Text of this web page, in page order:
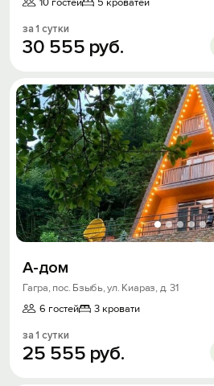
за 1 сутки
30 555 руб.
А-дом
Гагра, пос. Бзыбь, ул. Киараз, д. 31
6 гостей
3 кровати
за 1 сутки
25 555 руб.